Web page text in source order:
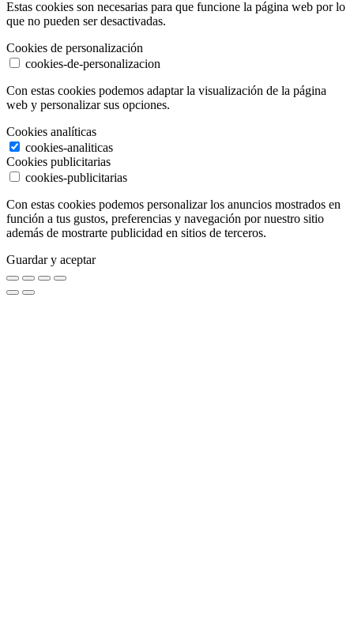
Estas cookies son necesarias para que funcione la página web por lo
que no pueden ser desactivadas.
Cookies de personalización
cookies-de-personalizacion
Con estas cookies podemos adaptar la visualización de la página
web y personalizar sus opciones.
Cookies analíticas
cookies-analiticas
Cookies publicitarias
cookies-publicitarias
Con estas cookies podemos personalizar los anuncios mostrados en
función a tus gustos, preferencias y navegación por nuestro sitio
además de mostrarte publicidad en sitios de terceros.
Guardar y aceptar